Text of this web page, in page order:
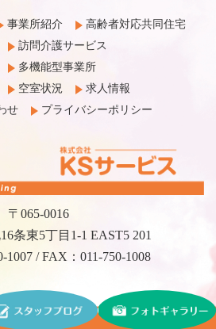
事業所紹介
高齢者対応共同住宅
訪問介護サービス
多機能型事業所
空室状況
求人情報
せ プライバシーポリシー
〒065-0016
条東5丁目1-1 EAST5 201
1007 / FAX：011-750-1008
©2017 KS Service